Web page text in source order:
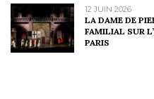
12 JUIN 2026
LA DAME DE
FAMILIAL SUR
PARIS